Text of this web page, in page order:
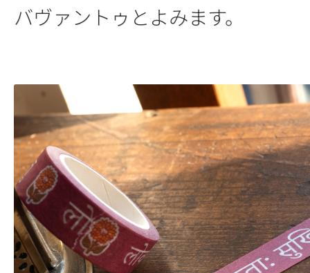
バヴァントゥとよみます。